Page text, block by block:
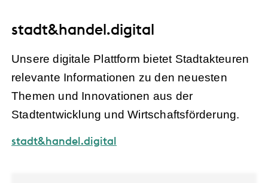
stadt&handel.digital
Unsere digitale Plattform bietet Stadtakteuren
relevante Informationen zu den neuesten
Themen und Innovationen aus der
Stadtentwicklung und Wirtschaftsförderung.
stadt&handel.digital